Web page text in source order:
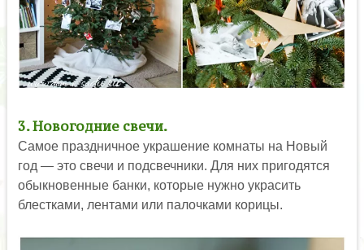
3. Новогодние свечи.
Самое праздничное украшение комнаты на Новый
год — это свечи и подсвечники. Для них пригодятся
обыкновенные банки, которые нужно украсить
блестками, лентами или палочками корицы.